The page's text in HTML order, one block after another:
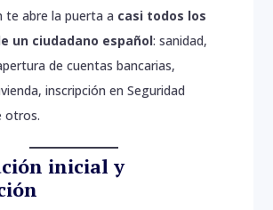
te abre la puerta a casi todos los
un ciudadano español: sanidad,
de cuentas bancarias,
inscripción en Seguridad
otros.
inicial y